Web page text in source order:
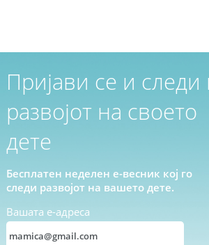
Пријави се и следи
развојот на своето
дете
Бесплатен неделен е-весник кој го
следи развојот на вашето дете.
Вашата е-адреса